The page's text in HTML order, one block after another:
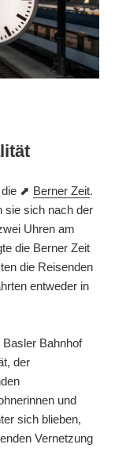
die ⬈ Berner Zeit.
sie sich nach der
Uhren am
die Berner Zeit
die Reisenden
entweder in
Bahnhof
der
und
sich blieben,
Vernetzung